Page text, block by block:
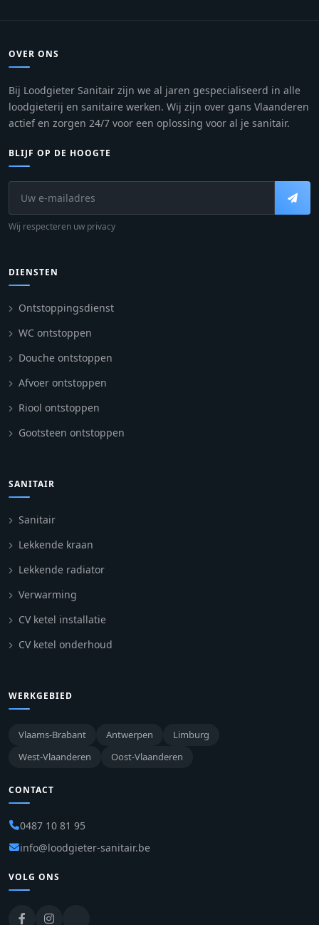
OVER ONS
Bij Loodgieter Sanitair zijn we al jaren gespecialiseerd in alle
loodgieterij en sanitaire werken. Wij zijn over gans Vlaanderen
actief en zorgen 24/7 voor een oplossing voor al je sanitair.
BLIJF OP DE HOOGTE
Wij respecteren uw privacy
DIENSTEN
Ontstoppingsdienst
WC ontstoppen
Douche ontstoppen
Afvoer ontstoppen
Riool ontstoppen
Gootsteen ontstoppen
SANITAIR
Sanitair
Lekkende kraan
Lekkende radiator
Verwarming
CV ketel installatie
CV ketel onderhoud
WERKGEBIED
Vlaams-Brabant Antwerpen
Limburg
West-Vlaanderen
Oost-Vlaanderen
CONTACT
0487 10 81 95
info@loodgieter-sanitair.be
VOLG ONS